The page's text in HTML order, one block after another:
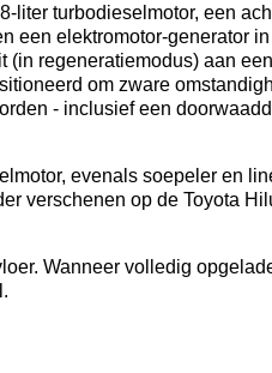
liter turbodieselmotor, een
een elektromotor-generator
(in regeneratiemodus) aan
om zware
- inclusief een
evenals soepeler en
verschenen op de Toyota
Wanneer volledig